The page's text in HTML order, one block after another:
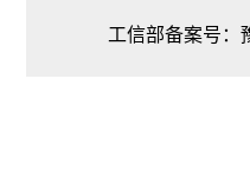
工信部备案号：